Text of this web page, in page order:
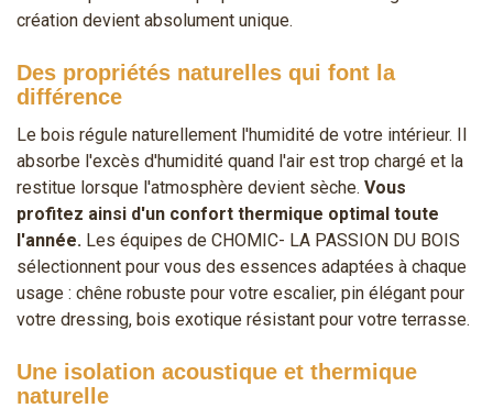
création devient absolument unique.
Des propriétés naturelles qui font la
différence
Le bois régule naturellement l'humidité de votre intérieur. Il
absorbe l'excès d'humidité quand l'air est trop chargé et la
restitue lorsque l'atmosphère devient sèche. Vous
profitez ainsi d'un confort thermique optimal toute
l'année. Les équipes de CHOMIC- LA PASSION DU BOIS
sélectionnent pour vous des essences adaptées à chaque
usage : chêne robuste pour votre escalier, pin élégant pour
votre dressing, bois exotique résistant pour votre terrasse.
Une isolation acoustique et thermique
naturelle